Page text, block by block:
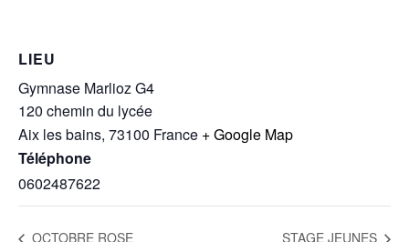
LIEU
Gymnase Marlioz G4
120 chemin du lycée
Aix les bains, 73100 France + Google Map
Téléphone
0602487622
OCTOBRE ROSE STAGE JEUNES